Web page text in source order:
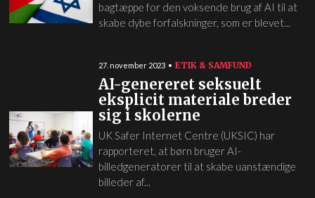
bagtæppe for den voksende brug af AI til at
skabe dybe forfalskninger, som er blevet...
27. november 2023 ETIK & SAMFUND
AI-genereret seksuelt
eksplicit materiale breder
sig i skolerne
UK Safer Internet Centre (UKSIC) har
rapporteret, at børn bruger AI-
billedgeneratorer til at skabe uanstændige
billeder af...